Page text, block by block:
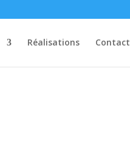
Réalisations Contact